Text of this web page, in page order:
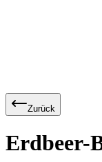
Zurück
Erdbeer-